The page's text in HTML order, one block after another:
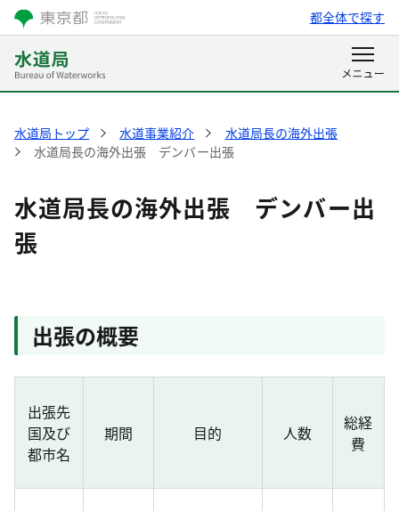
都全体で探す
水道局トップ 水道事業紹介
水道局長の海外出張
水道局長の海外出張 デンバー出張
水道局長の海外出張 デンバー出
張
出張の概要
出張先
国及び
都市名
期間 目的 人数
総経
費